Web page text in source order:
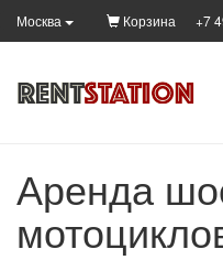
Москва Корзина +7
Аренда